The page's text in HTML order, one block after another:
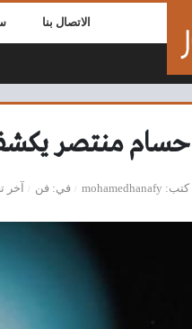
الاتصال بنا
حسام منتصر يكشف
كتب mohamedhanafy في فن آخر